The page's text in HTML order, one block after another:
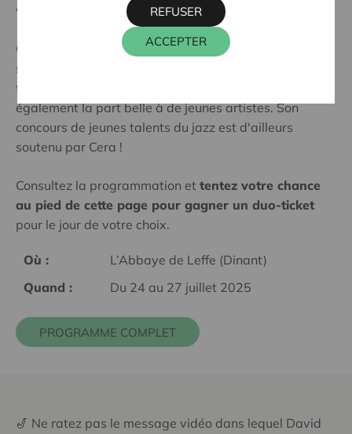
ville du créateur du saxophone !
Outre un hommage à Steve Houben, une somptueuse
soirée pour célébrer les 60 ans de David Linx et la
traditionnelle messe en Gospel, le festival fait
également la part belle à de jeunes artistes. Son
concours de jeunes talents du jazz est d'ailleurs
soutenu par Cera !
Consultez la programmation et tentez votre chance
au pied de cette page pour gagner un duo-ticket
pour le jour de votre choix.
Où :
L’Abbaye de Leffe (Dinant)
Quand :
Du 24 au 27 juillet 2025
PROGRAMME COMPLET
🎷 Ne ratez pas le message vidéo dans lequel David
ACCEPTER
REFUSER